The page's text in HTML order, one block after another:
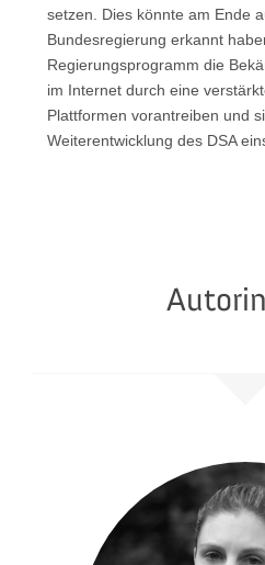
setzen. Dies könnte am Ende
Bundesregierung erkannt
Regierungsprogramm die
im Internet durch eine
Plattformen vorantreiben und
Weiterentwicklung des DSA